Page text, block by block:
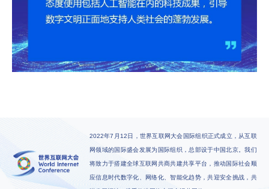
2022年7月12日，世界互联网大会国际组织正式成立，从互联
网领域的国际盛会发展为国际组织，总部设于中国北京。我们
将致力于搭建全球互联网共商共建共享平台，推动国际社会顺
应信息时代数字化、网络化、智能化趋势，共迎安全挑战，共